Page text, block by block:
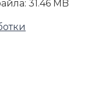
31.46 MB